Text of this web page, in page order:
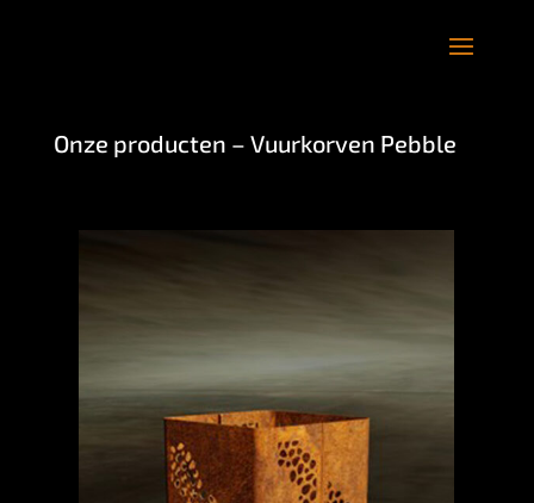
Onze producten – Vuurkorven Pebble